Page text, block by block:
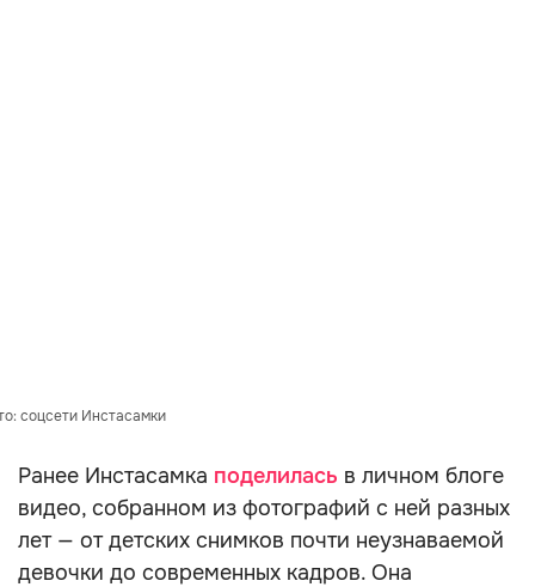
соцсети Инстасамки
Ранее Инстасамка поделилась в личном блоге
видео, собранном из фотографий с ней разных
лет — от детских снимков почти неузнаваемой
девочки до современных кадров. Она